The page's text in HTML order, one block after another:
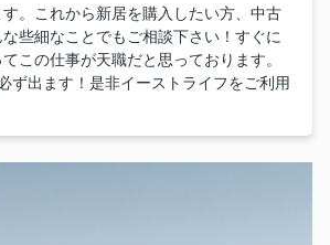
。これから新居を購入したい方、中古
些細なことでもご相談下さい！すぐに
この仕事が天職だと思っております。
ず出ます！是非イーストライフをご利用